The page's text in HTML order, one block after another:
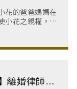
花的爸爸媽媽在
小花之親權。
聲請停止監護
離婚律師｜